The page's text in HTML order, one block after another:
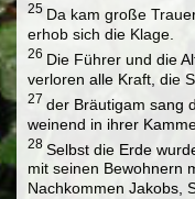
25 Da kam große
erhob sich die Klage.
26 Die Führer und die
verloren alle Kraft, die
27 der Bräutigam sang
weinend in ihrer
28 Selbst die Erde
mit seinen Bewohnern
Nachkommen Jakobs,